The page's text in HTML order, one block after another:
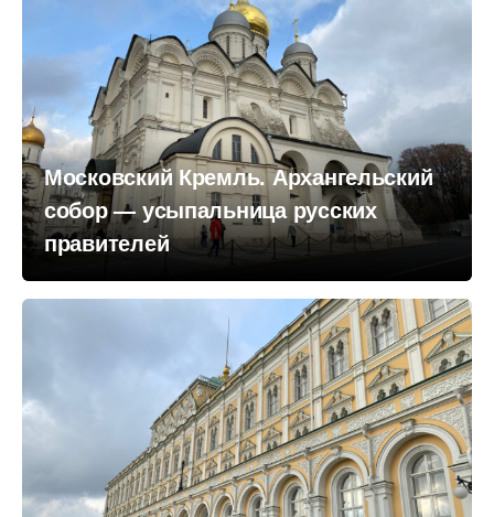
Московский Кремль. Архангельский
собор — усыпальница русских
правителей